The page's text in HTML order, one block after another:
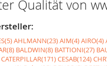
Qualität von
AHLMANN(23)AIM(4)AIRO(4)
BALDWIN(8) BATTIONI(27)
CATERPILLAR(171)CESAB(124)